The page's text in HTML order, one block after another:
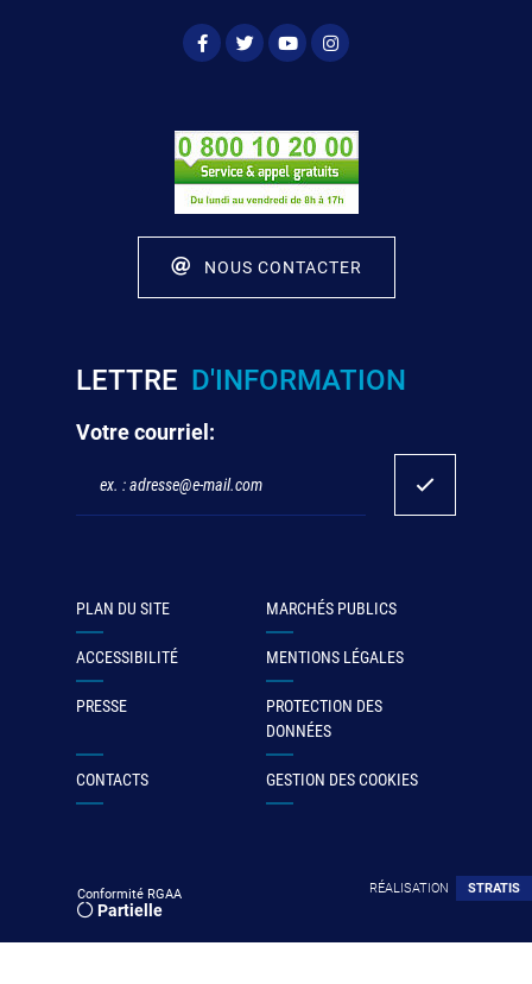
NOUS CONTACTER
LETTRE D'INFORMATION
Votre courriel:
PLAN DU SITE MARCHÉS PUBLICS
ACCESSIBILITÉ MENTIONS LÉGALES
PRESSE
PROTECTION DES
DONNÉES
CONTACTS GESTION DES COOKIES
Conformité RGAA
Partielle
RÉALISATION STRATIS